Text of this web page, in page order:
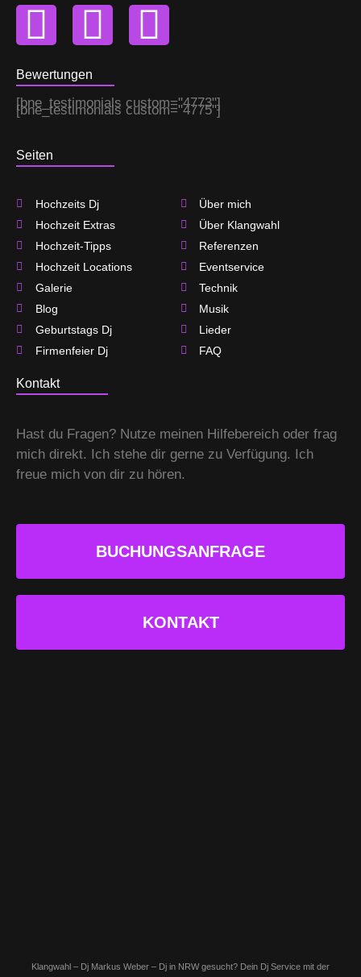
F
a
c
e
o
o
k
I
s
g
r
m
T
i
Bewertungen
[bne_testimonials custom="4773"]
[bne_testimonials custom="4775"]
Seiten
Hochzeits Dj
Hochzeit Extras
Hochzeit-Tipps
Hochzeit Locations
Galerie
Blog
Geburtstags Dj
Firmenfeier Dj
Über mich
Über Klangwahl
Referenzen
Eventservice
Technik
Musik
Lieder
FAQ
Kontakt
Hast du Fragen? Nutze meinen Hilfebereich oder frag
mich direkt. Ich stehe dir gerne zu Verfügung. Ich
freue mich von dir zu hören.
BUCHUNGSANFRAGE
KONTAKT
Klangwahl – Dj Markus Weber – Dj in NRW gesucht? Dein Dj Service mit der